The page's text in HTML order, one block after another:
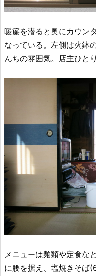
暖簾を潜ると奥にカウン
なっている。左側は火鉢
んちの雰囲気。店主ひと
メニューは麺類や定食な
に腰を据え、塩焼きそば